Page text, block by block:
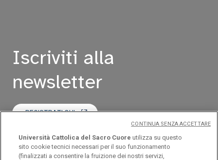
Iscriviti alla
newsletter
REGISTRATI QUI
LEGGI L'ULTIMO NUMERO
Università Cattolica del Sacro Cuore utilizza su questo
sito cookie tecnici necessari per il suo funzionamento
(finalizzati a consentire la fruizione dei nostri servizi,
CONTINUA SENZA ACCETTARE